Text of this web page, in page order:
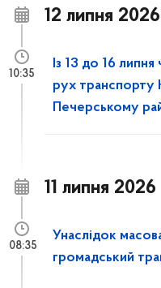
12 липня
Із 13 до 16
рух
Печерському
10:35
11 липня 2026
Унаслідок
громадський
08:35